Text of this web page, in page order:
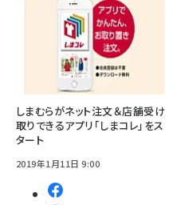
しまむらがネット注文＆店舗受け
取りできるアプリ「しまコレ」をス
タート
2019年1月11日 9:00